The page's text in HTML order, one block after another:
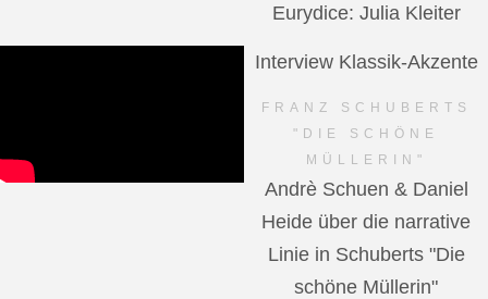
Eurydice: Julia Kleiter
Interview Klassik-Akzente
FRANZ SCHUBERTS
"DIE SCHÖNE
MÜLLERIN"
Andrè Schuen & Daniel
Heide über die narrative
Linie in Schuberts "Die
schöne Müllerin"